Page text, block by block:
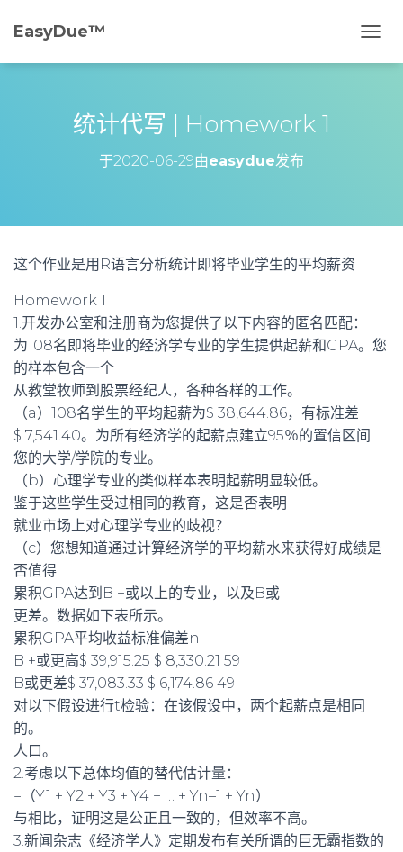
EasyDue™️
换
统计代写 | Homework 1
于2020-06-29由easydue发布
这个作业是用R语言分析统计即将毕业学生的平均薪资
Homework 1
1.开发办公室和注册商为您提供了以下内容的匿名匹配：
为108名即将毕业的经济学专业的学生提供起薪和GPA。您
的样本包含一个
从教堂牧师到股票经纪人，各种各样的工作。
（a）108名学生的平均起薪为$ 38,644.86，有标准差
$ 7,541.40。为所有经济学的起薪点建立95％的置信区间
您的大学/学院的专业。
（b）心理学专业的类似样本表明起薪明显较低。
鉴于这些学生受过相同的教育，这是否表明
就业市场上对心理学专业的歧视？
（c）您想知道通过计算经济学的平均薪水来获得好成绩是
否值得
累积GPA达到B +或以上的专业，以及B或
更差。数据如下表所示。
累积GPA平均收益标准偏差n
B +或更高$ 39,915.25 $ 8,330.21 59
B或更差$ 37,083.33 $ 6,174.86 49
对以下假设进行t检验：在该假设中，两个起薪点是相同
的。
人口。
2.考虑以下总体均值的替代估计量：
=（Y1 + Y2 + Y3 + Y4 + … + Yn–1 + Yn）
与相比，证明这是公正且一致的，但效率不高。
3.新闻杂志《经济学人》定期发布有关所谓的巨无霸指数的